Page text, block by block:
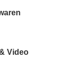
Video